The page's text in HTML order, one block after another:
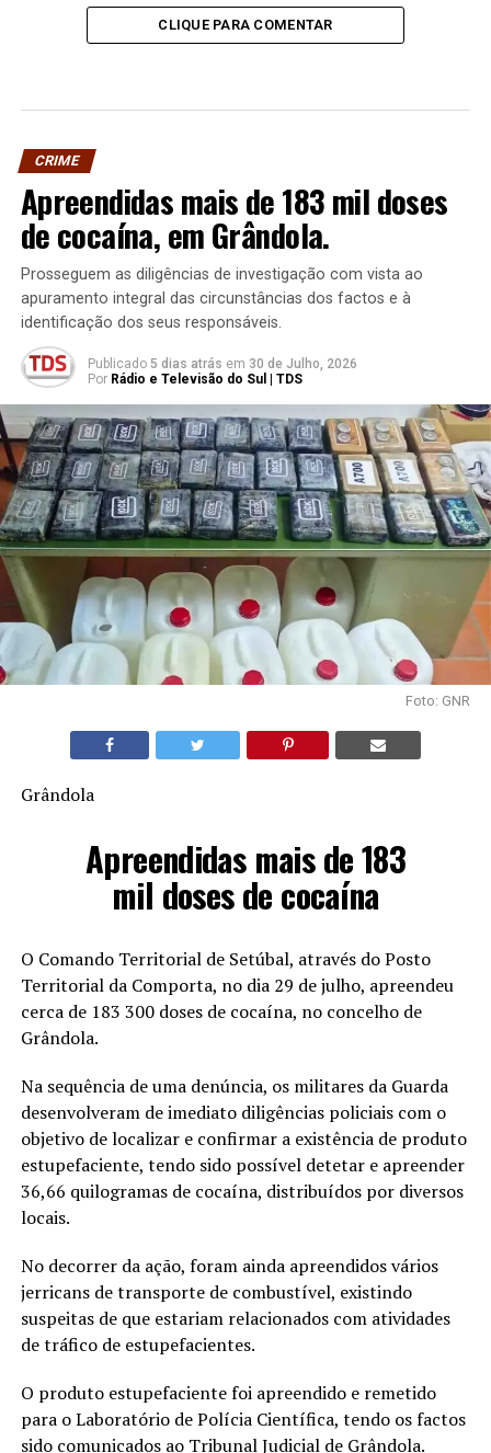
CLIQUE PARA COMENTAR
CRIME
Apreendidas mais de 183 mil doses
de cocaína, em Grândola.
Prosseguem as diligências de investigação com vista ao
apuramento integral das circunstâncias dos factos e à
identificação dos seus responsáveis.
Publicado 5 dias atrás em 30 de Julho, 2026
Por Rádio e Televisão do Sul | TDS
Foto: GNR
Grândola
Apreendidas mais de 183
mil doses de cocaína
O Comando Territorial de Setúbal, através do Posto
Territorial da Comporta, no dia 29 de julho, apreendeu
cerca de 183 300 doses de cocaína, no concelho de
Grândola.
Na sequência de uma denúncia, os militares da Guarda
desenvolveram de imediato diligências policiais com o
objetivo de localizar e confirmar a existência de produto
estupefaciente, tendo sido possível detetar e apreender
36,66 quilogramas de cocaína, distribuídos por diversos
locais.
No decorrer da ação, foram ainda apreendidos vários
jerricans de transporte de combustível, existindo
suspeitas de que estariam relacionados com atividades
de tráfico de estupefacientes.
O produto estupefaciente foi apreendido e remetido
para o Laboratório de Polícia Científica, tendo os factos
sido comunicados ao Tribunal Judicial de Grândola.